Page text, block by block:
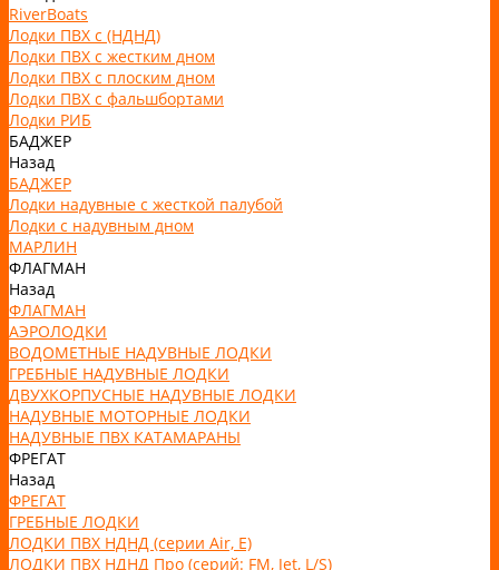
RiverBoats
Лодки ПВХ с (НДНД)
Лодки ПВХ с жестким дном
Лодки ПВХ с плоским дном
Лодки ПВХ с фальшбортами
Лодки РИБ
БАДЖЕР
Назад
БАДЖЕР
Лодки надувные с жесткой палубой
Лодки с надувным дном
МАРЛИН
ФЛАГМАН
Назад
ФЛАГМАН
АЭРОЛОДКИ
ВОДОМЕТНЫЕ НАДУВНЫЕ ЛОДКИ
ГРЕБНЫЕ НАДУВНЫЕ ЛОДКИ
ДВУХКОРПУСНЫЕ НАДУВНЫЕ ЛОДКИ
НАДУВНЫЕ МОТОРНЫЕ ЛОДКИ
НАДУВНЫЕ ПВХ КАТАМАРАНЫ
ФРЕГАТ
Назад
ФРЕГАТ
ГРЕБНЫЕ ЛОДКИ
ЛОДКИ ПВХ НДНД (серии Air, Е)
ЛОДКИ ПВХ НДНД Про (серий: FM, Jet, L/S)